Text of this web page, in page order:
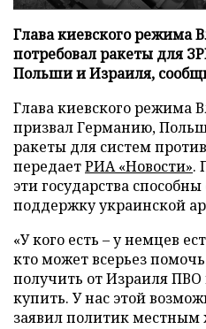
Глава киевского режима
потребовал ракеты для
Польши и Израиля,
Глава киевского режима
призвал Германию,
ракеты для систем
передаетРИА «Новости».
эти государства
поддержку украинской
«У кого есть – у немцев
кто может всерьез
получить от Израиля
купить. У нас этой
заявил политик местным